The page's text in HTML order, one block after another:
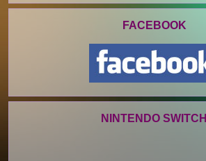
FACEBOOK
NINTENDO SWITCH